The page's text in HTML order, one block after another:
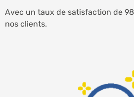
Avec un taux de satisfaction de
nos clients.